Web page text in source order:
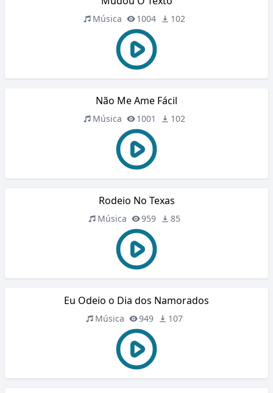
Música 1004 102
Não Me Ame Fácil
Música 1001 102
Rodeio No Texas
Música 959 85
Eu Odeio o Dia dos Namorados
Música 949 107